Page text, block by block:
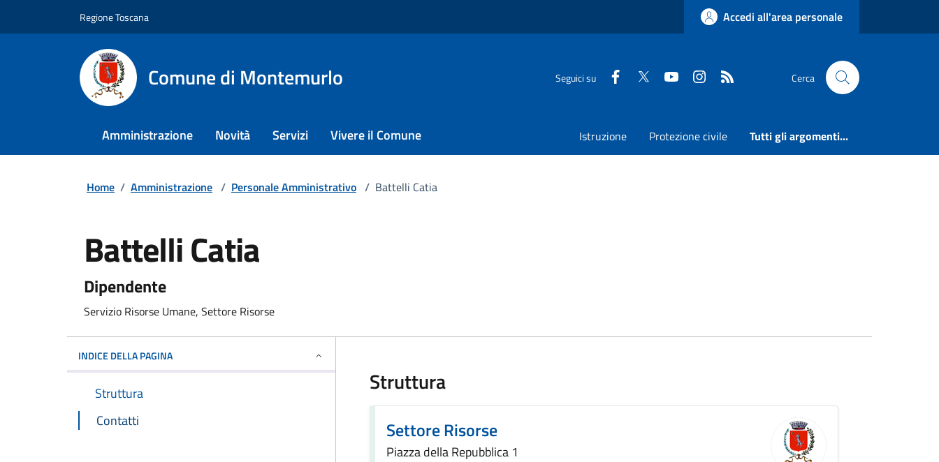
Regione Toscana Accedi all'area personale
Comune di Montemurlo Seguici su Faceboook
Twitter YoutubeInstagram Cerca
Amministrazione Novità Servizi Vivere il Comune Istruzione Protezione civile Tutti gli argomenti...
Home / Amministrazione / Personale Amministrativo / Battelli Catia
Battelli Catia
Dipendente
Servizio Risorse Umane, Settore Risorse
INDICE DELLA PAGINA
Struttura
Contatti
Struttura
Settore Risorse
Piazza della Repubblica 1